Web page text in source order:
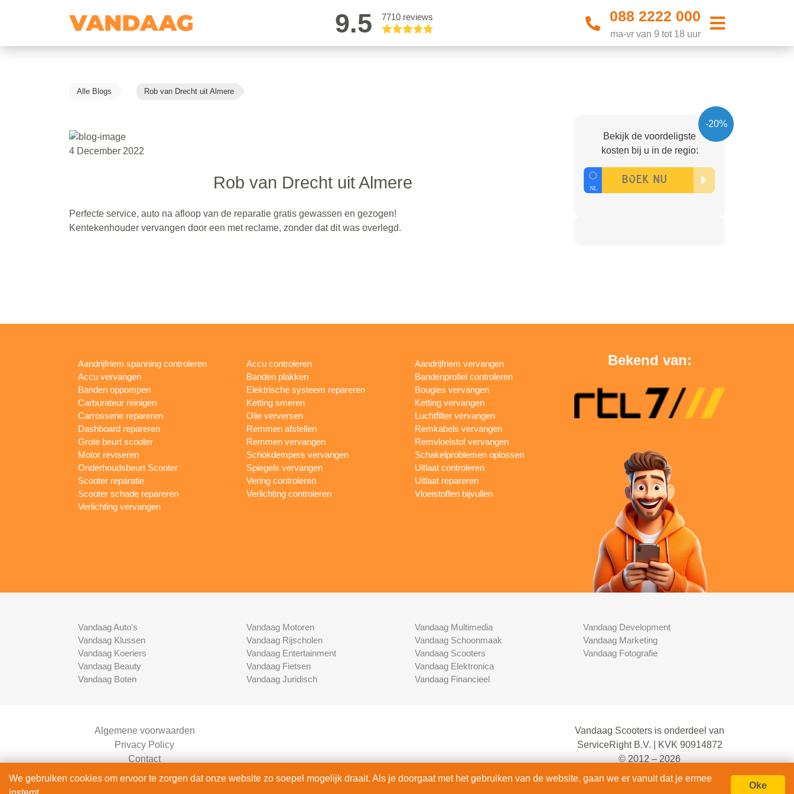
9.5 7710 reviews 088 2222 000
ma-vr van 9 tot 18 uur
Alle Blogs Rob van Drecht uit Almere
4 December 2022
Rob van Drecht uit Almere
Perfecte service, auto na afloop van de reparatie gratis gewassen en gezogen!
Kentekenhouder vervangen door een met reclame, zonder dat dit was overlegd.
-20%
Bekijk de voordeligste
kosten bij u in de regio:
Aandrijfriem spanning controleren
Accu vervangen
Banden oppompen
Carburateur reinigen
Carrosserie repareren
Dashboard repareren
Grote beurt scooter
Motor reviseren
Onderhoudsbeurt Scooter
Scooter reparatie
Scooter schade repareren
Verlichting vervangen
Accu controleren
Banden plakken
Elektrische systeem repareren
Ketting smeren
Olie verversen
Remmen afstellen
Remmen vervangen
Schokdempers vervangen
Spiegels vervangen
Vering controleren
Verlichting controleren
Aandrijfriem vervangen
Bandenprofiel controleren
Bougies vervangen
Ketting vervangen
Luchtfilter vervangen
Remkabels vervangen
Remvloeistof vervangen
Schakelproblemen oplossen
Uitlaat controleren
Uitlaat repareren
Vloeistoffen bijvullen
Bekend van:
Vandaag Auto's
Vandaag Klussen
Vandaag Koeriers
Vandaag Beauty
Vandaag Boten
Vandaag Motoren
Vandaag Rijscholen
Vandaag Entertainment
Vandaag Fietsen
Vandaag Juridisch
Vandaag Multimedia
Vandaag Schoonmaak
Vandaag Scooters
Vandaag Elektronica
Vandaag Financieel
Vandaag Development
Vandaag Marketing
Vandaag Fotografie
Algemene voorwaarden
Privacy Policy
Contact
Bedrijven Inlog
Vandaag Scooters is onderdeel van
ServiceRight B.V. | KVK 90914872
© 2012 – 2026
alle rechten voorbehouden.
We gebruiken cookies om ervoor te zorgen dat onze website zo soepel mogelijk draait. Als je doorgaat met het gebruiken van de website, gaan we er vanuit dat je ermee
Oke